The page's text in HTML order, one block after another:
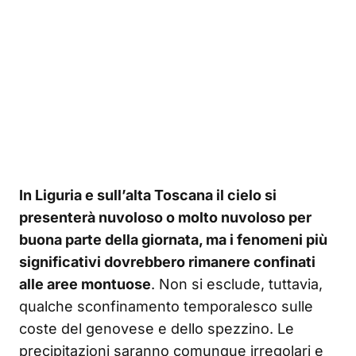
In Liguria e sull’alta Toscana il cielo si
presenterà nuvoloso o molto nuvoloso per
buona parte della giornata, ma i fenomeni più
significativi dovrebbero rimanere confinati
alle aree montuose. Non si esclude, tuttavia,
qualche sconfinamento temporalesco sulle
coste del genovese e dello spezzino. Le
precipitazioni saranno comunque irregolari e